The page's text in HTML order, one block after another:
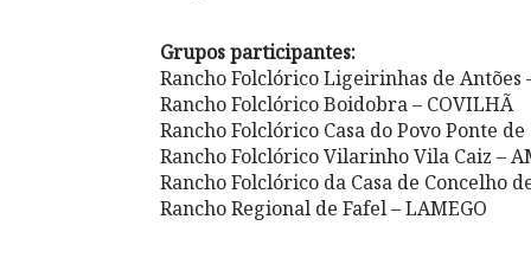
Grupos participantes:
Rancho Folclórico Ligeirinhas de Antões
Rancho Folclórico Boidobra – COVILHÃ
Rancho Folclórico Casa do Povo Ponte de
Rancho Folclórico Vilarinho Vila Caiz –
Rancho Folclórico da Casa de Concelho
Rancho Regional de Fafel – LAMEGO